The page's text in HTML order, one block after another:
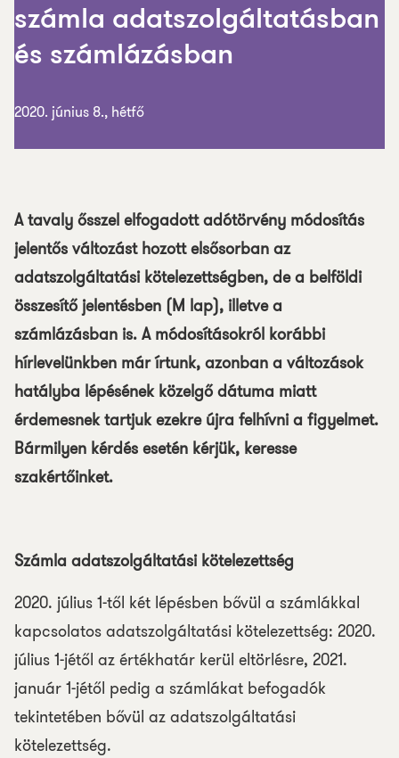
számla adatszolgáltatásban
és számlázásban
2020. június 8., hétfő
A tavaly ősszel elfogadott adótörvény módosítás
jelentős változást hozott elsősorban az
adatszolgáltatási kötelezettségben, de a belföldi
összesítő jelentésben (M lap), illetve a
számlázásban is. A módosításokról korábbi
hírlevelünkben már írtunk, azonban a változások
hatályba lépésének közelgő dátuma miatt
érdemesnek tartjuk ezekre újra felhívni a figyelmet.
Bármilyen kérdés esetén kérjük, keresse
szakértőinket.
Számla adatszolgáltatási kötelezettség
2020. július 1-től két lépésben bővül a számlákkal
kapcsolatos adatszolgáltatási kötelezettség: 2020.
július 1-jétől az értékhatár kerül eltörlésre, 2021.
január 1-jétől pedig a számlákat befogadók
tekintetében bővül az adatszolgáltatási
kötelezettség.